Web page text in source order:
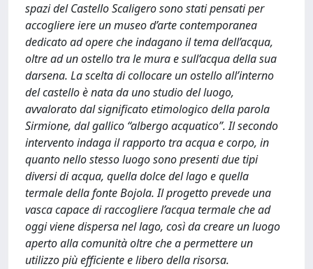
spazi del Castello Scaligero sono stati pensati per
accogliere iere un museo d’arte contemporanea
dedicato ad opere che indagano il tema dell’acqua,
oltre ad un ostello tra le mura e sull’acqua della sua
darsena. La scelta di collocare un ostello all’interno
del castello è nata da uno studio del luogo,
avvalorato dal significato etimologico della parola
Sirmione, dal gallico “albergo acquatico”. Il secondo
intervento indaga il rapporto tra acqua e corpo, in
quanto nello stesso luogo sono presenti due tipi
diversi di acqua, quella dolce del lago e quella
termale della fonte Bojola. Il progetto prevede una
vasca capace di raccogliere l’acqua termale che ad
oggi viene dispersa nel lago, così da creare un luogo
aperto alla comunità oltre che a permettere un
utilizzo più efficiente e libero della risorsa.